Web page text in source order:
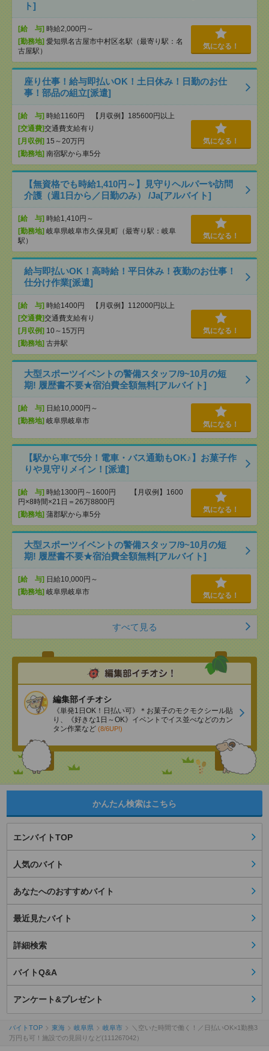
ト]
[給 与] 時給2,000円～
[勤務地] 愛知県名古屋市中村区名駅（最寄り駅：名
古屋駅）
気になる！
座り仕事！給与即払いOK！土日休み！日勤のお仕
事！部品の組立[派遣]
[給 与] 時給1160円 【月収例】185600円以上
[交通費]交通費支給有り
[月収例] 15～20万円
[勤務地] 南宿駅から車5分
気になる！
【無資格でも時給1,410円～】見守りヘルパー✨訪問
介護（週1日から／日勤のみ） /Ja[アルバイト]
[給 与] 時給1,410円～
[勤務地] 岐阜県岐阜市久保見町（最寄り駅：岐阜
駅）
気になる！
給与即払いOK！高時給！平日休み！夜勤のお仕事！
仕分け作業[派遣]
[給 与] 時給1400円 【月収例】112000円以上
[交通費]交通費支給有り
[月収例] 10～15万円
[勤務地] 古井駅
気になる！
大型スポーツイベントの警備スタッフ/9~10月の短
期! 履歴書不要★宿泊費全額無料[アルバイト]
[給 与] 日給10,000円～
[勤務地] 岐阜県岐阜市 気になる！
【駅から車で5分！電車・バス通勤もOK♪】お菓子作
りや見守りメイン！[派遣]
[給 与] 時給1300円～1600円 【月収例】1600
円×8時間×21日＝26万8800円
[勤務地] 蒲郡駅から車5分
気になる！
大型スポーツイベントの警備スタッフ/9~10月の短
期! 履歴書不要★宿泊費全額無料[アルバイト]
[給 与] 日給10,000円～
[勤務地] 岐阜県岐阜市 気になる！
すべて見る
編集部イチオシ
《単発1日OK！日払い可》＊お菓子のモクモクシール貼
り、《好きな1日～OK》イベントでイス並べなどのカン
タン作業など (8/6UP!)
かんたん検索はこちら
エンバイトTOP
人気のバイト
あなたへのおすすめバイト
最近見たバイト
詳細検索
バイトQ&A
アンケート&プレゼント
バイトTOP 東海 岐阜県 岐阜市
＼空いた時間で働く！／日払いOK×1勤務3
万円も可！施設での見回りなど(111267042）